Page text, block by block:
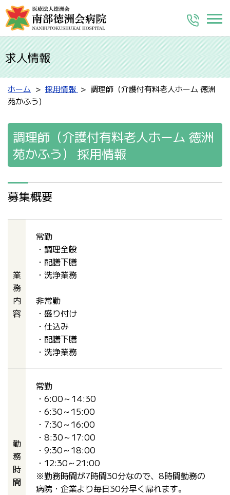
求人情報
ホーム 採用情報
調理師（介護付有料老人ホーム 徳洲
苑かふう）
調理師（介護付有料老人ホーム 徳洲
苑かふう）
採用情報
募集概要
業
務
内
容
常勤
・調理全般
・配膳下膳
・洗浄業務
非常勤
・盛り付け
・仕込み
・配膳下膳
・洗浄業務
勤
務
時
間
常勤
・6:00～14:30
・6:30～15:00
・7:30～16:00
・8:30～17:00
・9:30～18:00
・12:30～21:00
※勤務時間が7時間30分なので、8時間勤務の
病院・企業より毎日30分早く帰れます。